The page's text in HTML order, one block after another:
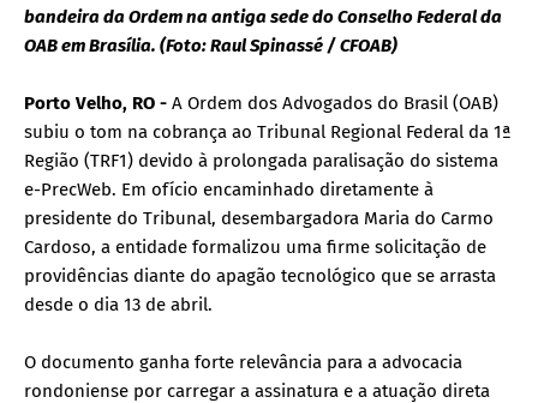
bandeira da Ordem na antiga sede do Conselho Federal da
OAB em Brasília. (Foto: Raul Spinassé / CFOAB)
Porto Velho, RO - A Ordem dos Advogados do Brasil (OAB)
subiu o tom na cobrança ao Tribunal Regional Federal da 1ª
Região (TRF1) devido à prolongada paralisação do sistema
e-PrecWeb. Em ofício encaminhado diretamente à
presidente do Tribunal, desembargadora Maria do Carmo
Cardoso, a entidade formalizou uma firme solicitação de
providências diante do apagão tecnológico que se arrasta
desde o dia 13 de abril.
O documento ganha forte relevância para a advocacia
rondoniense por carregar a assinatura e a atuação direta